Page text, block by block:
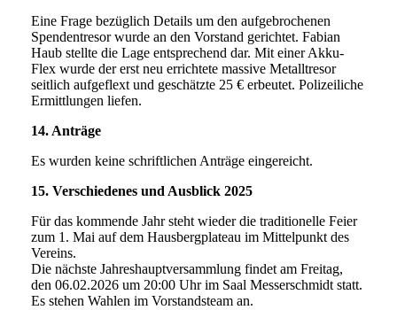
Eine Frage bezüglich Details um den aufgebrochenen
Spendentresor wurde an den Vorstand gerichtet. Fabian
Haub stellte die Lage entsprechend dar. Mit einer Akku-
Flex wurde der erst neu errichtete massive Metalltresor
seitlich aufgeflext und geschätzte 25 € erbeutet. Polizeiliche
Ermittlungen liefen.
14. Anträge
Es wurden keine schriftlichen Anträge eingereicht.
15. Verschiedenes und Ausblick 2025
Für das kommende Jahr steht wieder die traditionelle Feier
zum 1. Mai auf dem Hausbergplateau im Mittelpunkt des
Vereins.
Die nächste Jahreshauptversammlung findet am Freitag,
den 06.02.2026 um 20:00 Uhr im Saal Messerschmidt statt.
Es stehen Wahlen im Vorstandsteam an.